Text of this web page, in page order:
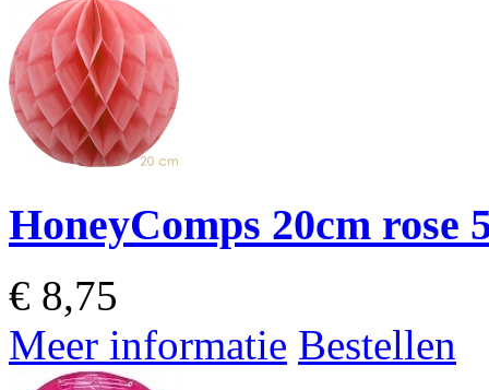
HoneyComps 20cm rose
€ 8,75
Meer informatie Bestellen